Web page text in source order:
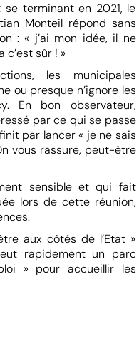
terminant en 2021, le
Monteil répond sans
: « j’ai mon idée, il ne
sûr ! »
les municipales
ou presque n’ignore les
En bon observateur,
par ce qui se passe
par lancer « je ne sais
vous rassure, peut-être
sensible et qui fait
lors de cette réunion,
aux côtés de l’Etat »
rapidement un parc
» pour accueillir les